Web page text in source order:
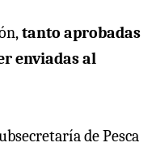
tanto aprobadas
enviadas al
de Pesca